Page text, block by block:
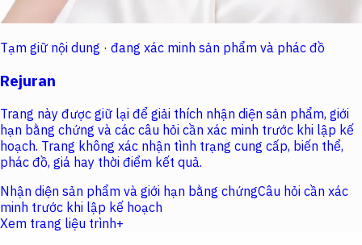
Tạm giữ nội dung · đang xác minh sản phẩm và phác đồ
Rejuran
Trang này được giữ lại để giải thích nhận diện sản phẩm, giới
hạn bằng chứng và các câu hỏi cần xác minh trước khi lập kế
hoạch. Trang không xác nhận tình trạng cung cấp, biến thể,
phác đồ, giá hay thời điểm kết quả.
Nhận diện sản phẩm và giới hạn bằng chứngCâu hỏi cần xác
minh trước khi lập kế hoạch
Xem trang liệu trình+